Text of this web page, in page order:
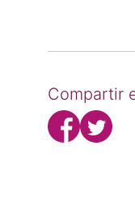
Compartir